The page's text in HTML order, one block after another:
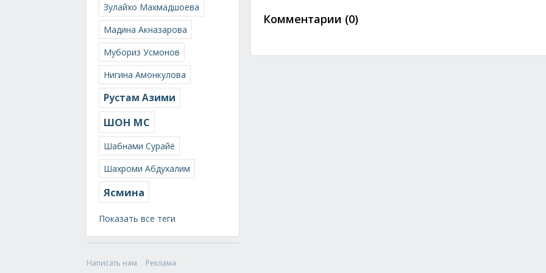
Зулайхо Махмадшоева
Мадина Акназарова
Мубориз Усмонов
Нигина Амонкулова
Рустам Азими
ШОН МС
Шабнами Сурайё
Шахроми Абдухалим
Ясмина
Показать все теги
Написать нам
Реклама
Комментарии (0)